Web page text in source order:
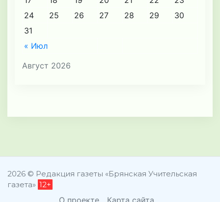
Август 2026
« Июл
24
25 26 27 28 29
30
31
2026 © Редакция газеты «Брянская Учительская
газета» 12+